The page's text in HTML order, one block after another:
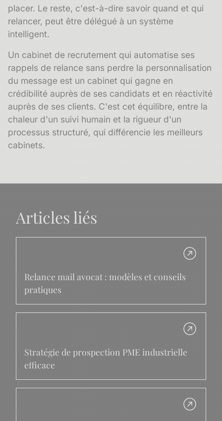
placer. Le reste, c'est-à-dire savoir quand et qui
relancer, peut être délégué à un système
intelligent.
Un cabinet de recrutement qui automatise ses
rappels de relance sans perdre la personnalisation
du message est un cabinet qui gagne en
crédibilité auprès de ses candidats et en réactivité
auprès de ses clients. C'est cet équilibre, entre la
chaleur d'un suivi humain et la rigueur d'un
processus structuré, qui différencie les meilleurs
cabinets.
Articles liés
Relance mail avocat : modèles et conseils
pratiques
Stratégie de prospection PME industrielle
efficace